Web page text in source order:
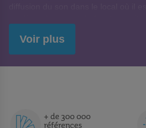
Un accessoire facile à déplacer
plastique. Son raccordement au
Voir plus
+ de 300 000
références